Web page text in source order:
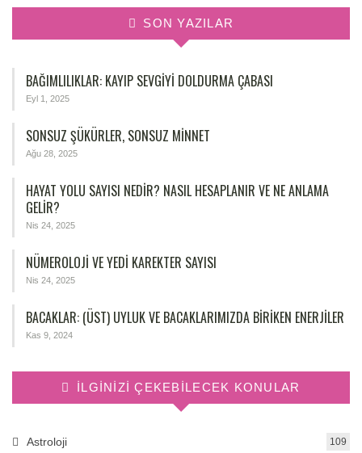
SON YAZILAR
BAĞIMLILIKLAR: KAYIP SEVGIYI DOLDURMA ÇABASI
Eyl 1, 2025
SONSUZ ŞÜKÜRLER, SONSUZ MINNET
Ağu 28, 2025
HAYAT YOLU SAYISI NEDIR? NASIL HESAPLANIR VE NE ANLAMA
GELIR?
Nis 24, 2025
NÜMEROLOJİ VE YEDİ KAREKTER SAYISI
Nis 24, 2025
BACAKLAR: (ÜST) UYLUK VE BACAKLARIMIZDA BIRIKEN ENERJILER
Kas 9, 2024
İLGINIZI ÇEKEBILECEK KONULAR
Astroloji 109